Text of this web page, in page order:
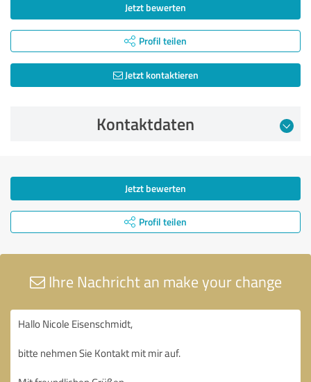
Jetzt bewerten
Profil teilen
Jetzt kontaktieren
Kontaktdaten
Jetzt bewerten
Profil teilen
Ihre Nachricht an make your change